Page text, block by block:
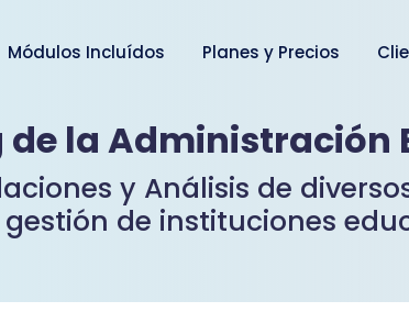
Módulos Incluídos Planes y Precios
de la Administración
y Análisis de
de instituciones